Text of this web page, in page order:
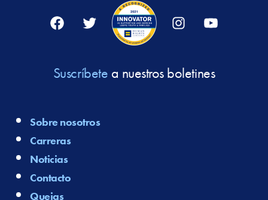
Suscríbete a nuestros boletines
Sobre nosotros
Carreras
Noticias
Contacto
Quejas